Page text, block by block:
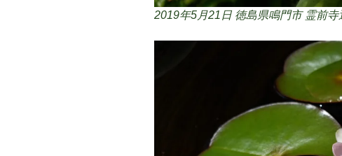
2019年5月21日 徳島県鳴門市 霊前